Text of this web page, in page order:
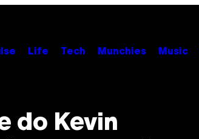
Life Tech Munchies Music
do Kevin